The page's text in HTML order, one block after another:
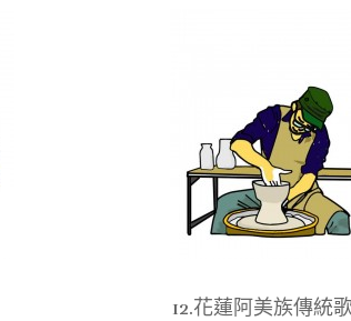
12.花蓮阿美族傳統